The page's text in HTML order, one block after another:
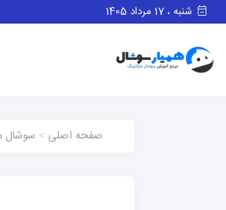
شنبه ، 17 مرداد 1405
صفحه اصلی >